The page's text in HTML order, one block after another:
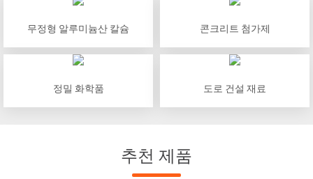
무정형 알루미늄산 칼슘 콘크리트 첨가제
정밀 화학품 도로 건설 재료
추천 제품